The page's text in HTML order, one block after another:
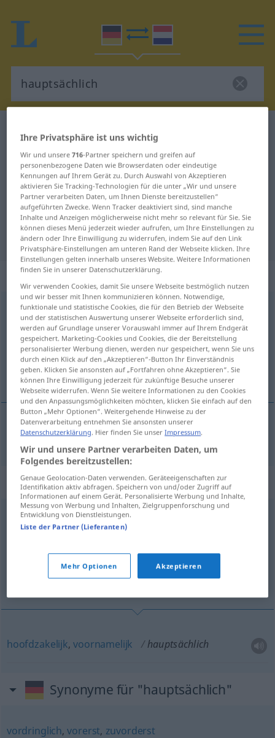
hauptsächlich
Deutsch-Niederländisch
Übersetzung für "hauptsächlich"
"hauptsächlich" Niederländisch
Übersetzung
„hauptsächlich“: Adjektiv
hauptsächlichadj
Übersicht aller Übersetzungen
(Für mehr Details die Übersetzung anklicken/antippen)
voornaamst
voornaamst hauptsächlich
„hauptsächlich“: Adverb
hauptsächlichadv
(Für mehr Details die Übersetzung anklicken/antippen)
hoofdzakelijk, voornamelijk
hoofdzakelijk,voornamelijk hauptsächlich
Synonyme für "hauptsächlich"
vordringlich,vorerst, zuvorderst
Ihre Privatsphäre ist uns wichtig
Wir und unsere716-Partner speichern und greifen auf
personenbezogene Daten wie Browserdaten oder eindeutige
Kennungen auf Ihrem Gerät zu. Durch Auswahl von Akzeptieren
aktivieren Sie Tracking-Technologien für die unter „Wir und unsere
Partner verarbeiten Daten, um Ihnen Dienste bereitzustellen“
aufgeführten Zwecke. Wenn Tracker deaktiviert sind, sind manche
Inhalte und Anzeigen möglicherweise nicht mehr so relevant für Sie. Sie
können dieses Menü jederzeit wieder aufrufen, um Ihre Einstellungen zu
ändern oder Ihre Einwilligung zu widerrufen, indem Sie auf den Link
Privatsphäre-Einstellungen am unteren Rand der Webseite klicken. Ihre
Einstellungen gelten innerhalb unseres Website. Weitere Informationen
finden Sie in unserer Datenschutzerklärung.
Wir verwenden Cookies, damit Sie unsere Webseite bestmöglich nutzen
und wir besser mit Ihnen kommunizieren können. Notwendige,
funktionale und statistische Cookies, die für den Betrieb der Webseite
und der statistischen Auswertung unserer Webseite erforderlich sind,
werden auf Grundlage unserer Vorauswahl immer auf Ihrem Endgerät
gespeichert. Marketing-Cookies und Cookies, die der Bereitstellung
personalisierter Werbung dienen, werden nur gespeichert, wenn Sie uns
durch einen Klick auf den „Akzeptieren“-Button Ihr Einverständnis
geben. Klicken Sie ansonsten auf „Fortfahren ohne Akzeptieren“. Sie
können Ihre Einwilligung jederzeit für zukünftige Besuche unserer
Webseite widerrufen. Wenn Sie weitere Informationen zu den Cookies
und den Anpassungsmöglichkeiten möchten, klicken Sie einfach auf den
Button „Mehr Optionen“. Weitergehende Hinweise zu der
Datenverarbeitung entnehmen Sie ansonsten unserer
Datenschutzerklärung. Hier finden Sie unserImpressum.
Wir und unsere Partner verarbeiten Daten, um
Folgendes bereitzustellen:
Genaue Geolocation-Daten verwenden. Geräteeigenschaften zur
Identifikation aktiv abfragen. Speichern von und/oder Zugriff auf
Informationen auf einem Gerät. Personalisierte Werbung und Inhalte,
Messung von Werbung und Inhalten, Zielgruppenforschung und
Entwicklung von Dienstleistungen.
Liste der Partner (Lieferanten)
Mehr Optionen Akzeptieren